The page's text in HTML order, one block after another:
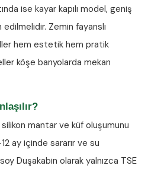
ise kayar kapılı model, geniş
edilmelidir. Zemin fayanslı
hem estetik hem pratik
köşe banyolarda mekan
mantar ve küf oluşumunu
ay içinde sararır ve su
Duşakabin olarak yalnızca TSE